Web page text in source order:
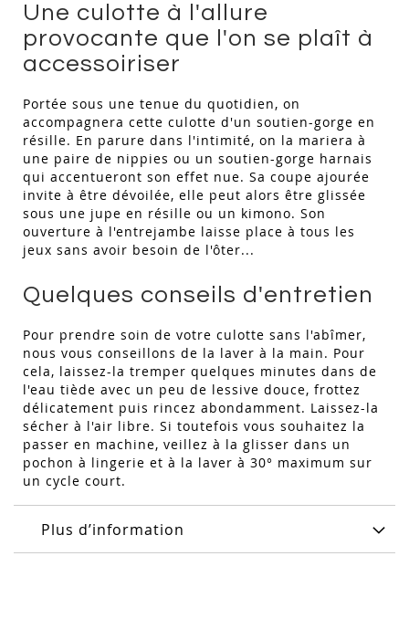
Une culotte à l'allure
provocante que l'on se plaît à
accessoiriser
Portée sous une tenue du quotidien, on
accompagnera cette culotte d'un soutien-gorge en
résille. En parure dans l'intimité, on la mariera à
une paire de nippies ou un soutien-gorge harnais
qui accentueront son effet nue. Sa coupe ajourée
invite à être dévoilée, elle peut alors être glissée
sous une jupe en résille ou un kimono. Son
ouverture à l'entrejambe laisse place à tous les
jeux sans avoir besoin de l'ôter...
Quelques conseils d'entretien
Pour prendre soin de votre culotte sans l'abîmer,
nous vous conseillons de la laver à la main. Pour
cela, laissez-la tremper quelques minutes dans de
l'eau tiède avec un peu de lessive douce, frottez
délicatement puis rincez abondamment. Laissez-la
sécher à l'air libre. Si toutefois vous souhaitez la
passer en machine, veillez à la glisser dans un
pochon à lingerie et à la laver à 30° maximum sur
un cycle court.
Plus d’information